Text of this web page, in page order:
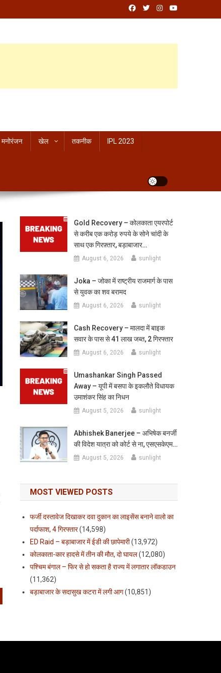
मनोरंजन खेल तकनीक IPL 2023
Gold Recovery – कोलकाता एयरपोर्ट
से करीब एक करोड़ रुपये के सोने चांदी के
साथ एक गिरफ़्तार, बड़ाबाजार…
August 6, 2026 sunlight
Joka – जोका में राष्ट्रीय राजमार्ग के पास
से युवक का शव बरामद
August 6, 2026 sunlight
Cash Recovery – मालदा में बाइक
सवार के पास से 41 लाख जब्त, 2 गिरफ्तार
August 6, 2026 sunlight
Umashankar Singh Passed
Away – यूपी में बसपा के इकलौते विधायक
उमाशंकर सिंह का निधन
August 5, 2026 sunlight
Abhishek Banerjee – अभिषेक बनर्जी
की विदेश यात्रा को कोर्ट से ना, एसएसकेएम…
August 5, 2026 sunlight
MOST VIEWED POSTS
फर्जी दस्तावेज दिखाकर दवा दुकान का लाइसेंस बनाने वालो का
पर्दाफाश, 4 गिरफ्तार(14,598)
ED Raid – बड़ाबाजार में ईडी की छापेमारी(13,972)
कोलकाता-कार हादसे में तीन की मौत, दो घायल(12,080)
पश्चिम बंगाल – फिर से हो सकता है राज्य में लगातार लॉकडाउन
(11,362)
बड़ाबाजार के सदासुख कटरा में लगी आग(10,851)